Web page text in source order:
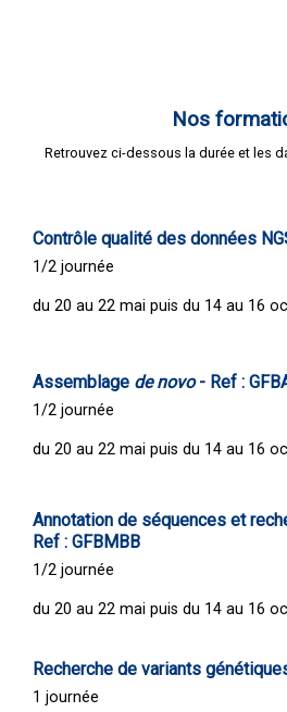
Nos
Retrouvez ci-dessous la durée et les
Contrôle qualité des données
1/2 journée
du 20 au 22 mai puis du 14 au 16
Assemblage de novo- Ref :
1/2 journée
du 20 au 22 mai puis du 14 au 16
Annotation de séquences et
Ref : GFBMBB
1/2 journée
du 20 au 22 mai puis du 14 au 16
Recherche de variants
1 journée